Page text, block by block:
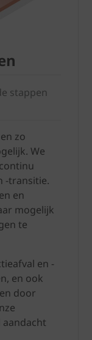
stappen
zo
We
-transitie.
en
mogelijk
te
en -
en ook
door